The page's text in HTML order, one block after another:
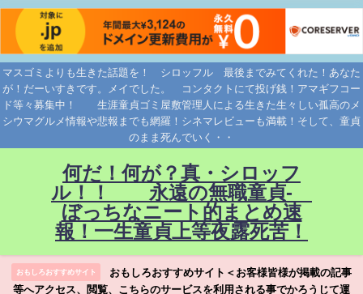
マスゴミよりも生きた話題を！ シロッフル 最後までみてくれた！あなた
が！だーいすきです。メイでした。 コンタクトにて投げ銭！アマギフコー
ド等々募集中！ 生涯童貞ゴミ屋敷管理人による生きた生々しい孤高のメ
シウマグルメ情報や悲報までも網羅！シネマレビューも満載！そして、童貞
のまま死んでいく・・
何だ！何が？真・シロッフ
ル！！ 永遠の無職童貞-
ぼっちなニート的まとめ速
報！一生童貞上等夜露死苦！
おもしろおすすめサイト
おもしろおすすめサイト＜お客様皆様が掲載の記事
等へアクセス、閲覧、こちらのサービスを利用される事でかろうじて運